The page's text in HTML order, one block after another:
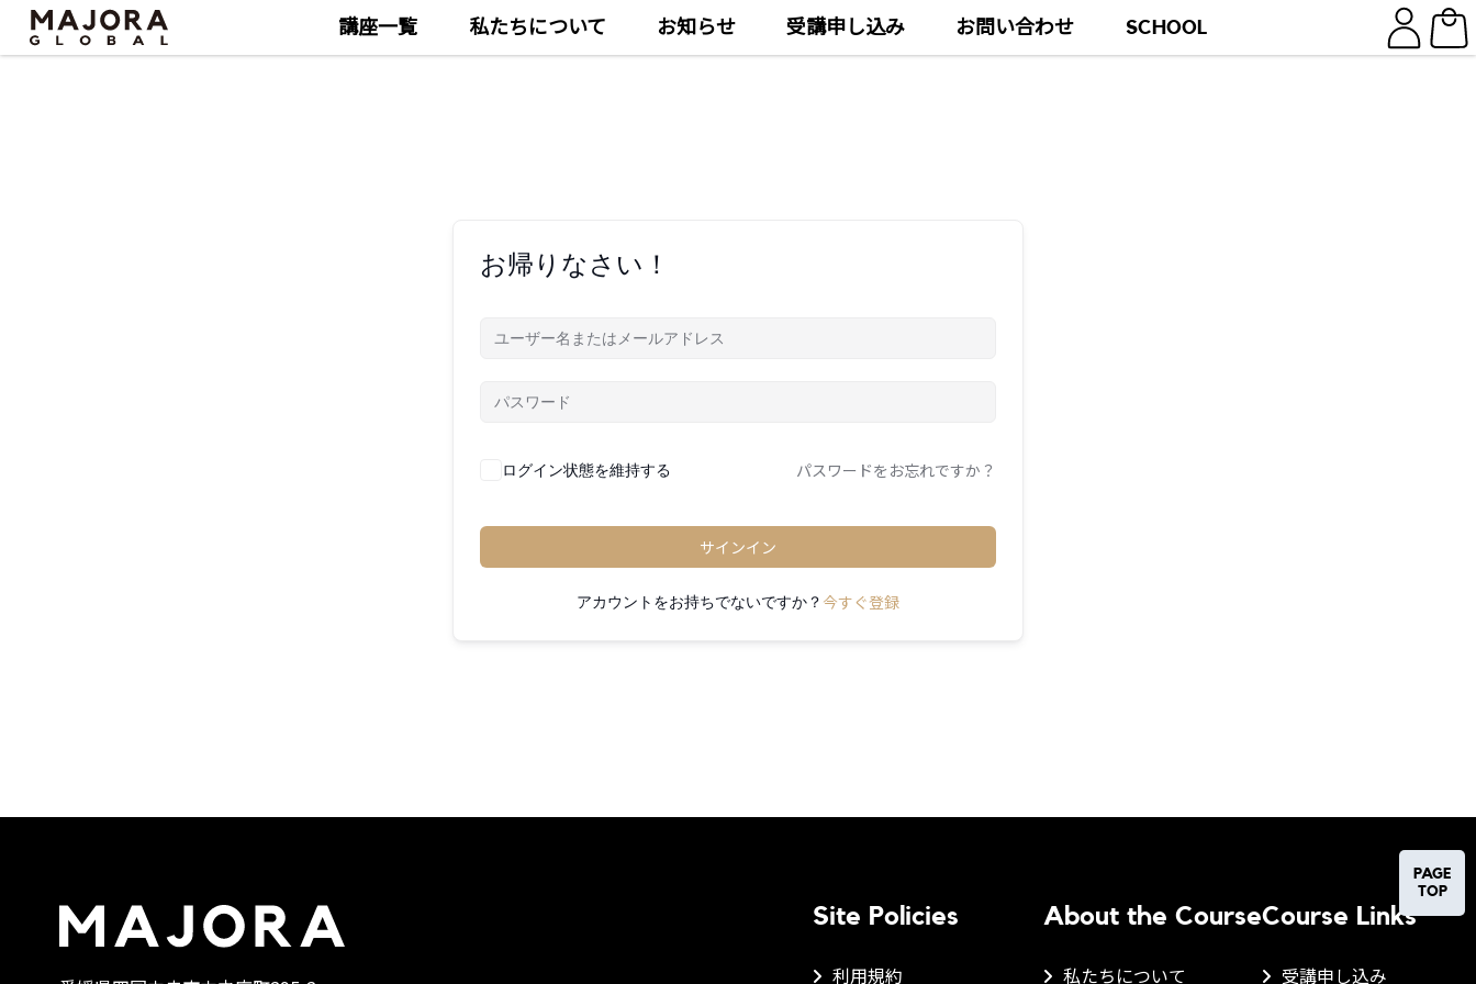
Skip
Skip
講座一覧 私たちについて お知らせ 受講申し込み お問い合わせ SCHOOL
お帰りなさい！
ログイン状態を維持する パスワードをお忘れですか？
サインイン
アカウントをお持ちでないですか？ 今すぐ登録
Site Policies
利用規約
About the Course
私たちについて
Course Links
受講申し込み
PAGE
TOP